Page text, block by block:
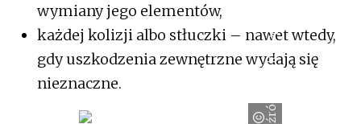
wymiany jego elementów,
każdej kolizji albo stłuczki – nawet wtedy,
gdy uszkodzenia zewnętrzne wydają się
nieznaczne.
źródło: Volkswagen